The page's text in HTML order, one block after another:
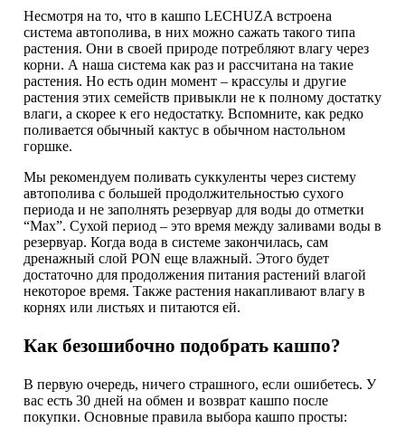
Несмотря на то, что в кашпо LECHUZA встроена
система автополива, в них можно сажать такого типа
растения. Они в своей природе потребляют влагу через
корни. А наша система как раз и рассчитана на такие
растения. Но есть один момент – крассулы и другие
растения этих семейств привыкли не к полному достатку
влаги, а скорее к его недостатку. Вспомните, как редко
поливается обычный кактус в обычном настольном
горшке.
Мы рекомендуем поливать суккуленты через систему
автополива с большей продолжительностью сухого
периода и не заполнять резервуар для воды до отметки
“Max”. Сухой период – это время между заливами воды в
резервуар. Когда вода в системе закончилась, сам
дренажный слой PON еще влажный. Этого будет
достаточно для продолжения питания растений влагой
некоторое время. Также растения накапливают влагу в
корнях или листьях и питаются ей.
Как безошибочно подобрать кашпо?
В первую очередь, ничего страшного, если ошибетесь. У
вас есть 30 дней на обмен и возврат кашпо после
покупки. Основные правила выбора кашпо просты: